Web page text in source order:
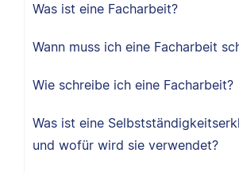
Was ist eine Facharbeit?
Wann muss ich eine Facharbeit
Wie schreibe ich eine Facharbeit?
Was ist eine
und wofür wird sie verwendet?